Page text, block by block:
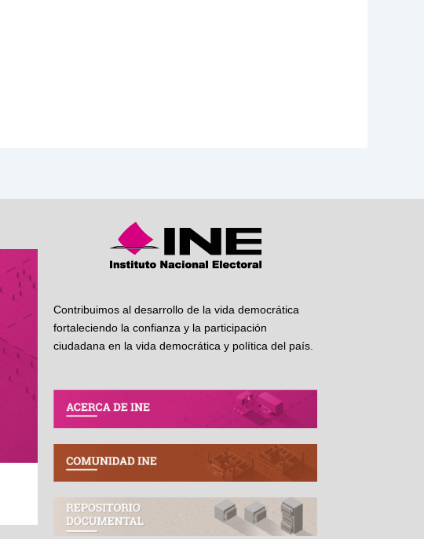
Contribuimos al desarrollo de la vida democrática
fortaleciendo la confianza y la participación
ciudadana en la vida democrática y política del país.